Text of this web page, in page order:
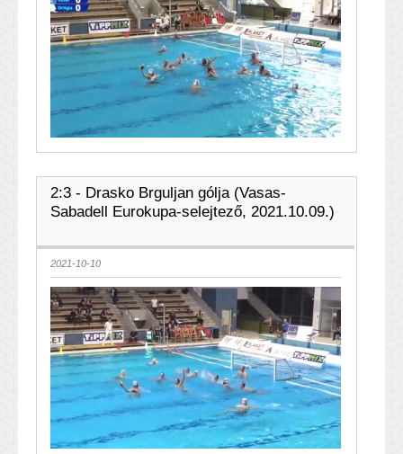
2:3 - Drasko Brguljan gólja (Vasas-
Sabadell Eurokupa-selejtező, 2021.10.09.)
2021-10-10